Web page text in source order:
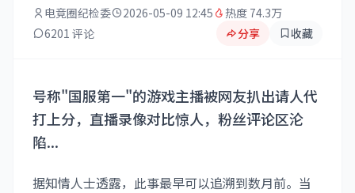
电竞圈纪检委 2026-05-09 12:45
热度 74.3万
6201 评论
分享 收藏
号称"国服第一"的游戏主播被网友扒出请人代
打上分，直播录像对比惊人，粉丝评论区沦
陷...
据知情人士透露，此事最早可以追溯到数月前。当